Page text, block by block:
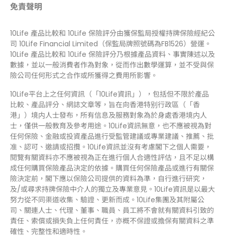
免責聲明
10Life 產品比較和 10Life 保險評分由獲保監局授權持牌保險經紀公
司 10Life Financial Limited（保監局牌照號碼為FB1526）營運。
10Life 產品比較和 10Life 保險評分乃根據產品資料、事實陳述以及
數據，並以一般消費者作為對象，從而作出數學運算，並不受與保
險公司任何形式之合作或所獲得之費用所影響。
10Life平台上之任何資訊（「10Life資訊」），包括但不限於產品
比較、產品評分、網誌文章等，旨在向香港特别行政區（「香
港」）境内人士發布，所有信息及服務對象為於身處香港境内人
士，僅供一般教育及參考用途。10Life資訊無意，也不應被視為對
任何保險、金融或投資產品進行受監管建議或專業建議、推薦、批
准、認可、邀請或招攬。10Life資訊並沒有考慮閣下之個人需要，
閱覽有關資料亦不應被視為正在進行個人合適性評估，且不足以構
成任何購買保險產品決定的依據。購買任何保險產品或進行有關保
險決定前，閣下應以保險公司提供的資料為準，自行進行研究，
及/或尋求持牌保險中介人的獨立及專業意見。10Life資訊是以最大
努力從不同渠道收集、驗證、更新而成。10Life集團及其附屬公
司、關連人士、代理、董事、職員、員工將不會就有關資料引致的
責任、索償或損失負上任何責任，亦概不保證或擔保有關資料之準
確性、完整性和適時性。